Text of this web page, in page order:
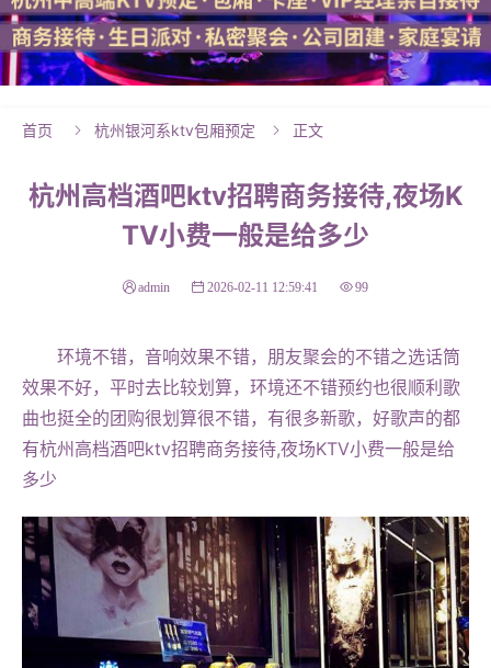
首页  杭州银河系ktv包厢预定  正文
杭州高档酒吧ktv招聘商务接待,夜场K
TV小费一般是给多少
admin 2026-02-11 12:59:41 99
环境不错，音响效果不错，朋友聚会的不错之选话筒
效果不好，平时去比较划算，环境还不错预约也很顺利歌
曲也挺全的团购很划算很不错，有很多新歌，好歌声的都
有杭州高档酒吧ktv招聘商务接待,夜场KTV小费一般是给
多少